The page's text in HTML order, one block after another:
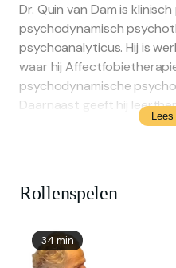
Dr. Quin van Dam is
psychodynamisch
psychoanalyticus. Hij is
waar hij
psychodynamische
Daarnaast geeft hij
psychotherapeuten,
voor collega's in de ggz
ontwikkelingsprofiel en
Daarnaast publiceerde hij
doodsangst, afweer en
Rollenspelen
34 min